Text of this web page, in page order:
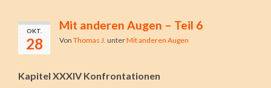
OKT.
28
Mit anderen Augen – Teil 6
Von Thomas J. unterMit anderen Augen
Kapitel XXXIV Konfrontationen